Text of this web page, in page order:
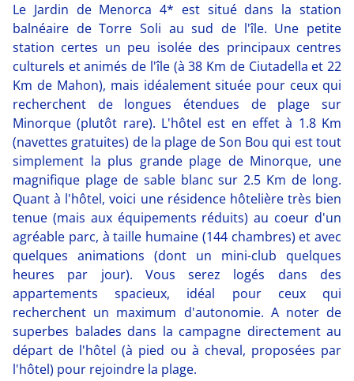
Le Jardin de Menorca 4* est situé dans la station
balnéaire de Torre Soli au sud de l'île. Une petite
station certes un peu isolée des principaux centres
culturels et animés de l'île (à 38 Km de Ciutadella et 22
Km de Mahon), mais idéalement située pour ceux qui
recherchent de longues étendues de plage sur
Minorque (plutôt rare). L'hôtel est en effet à 1.8 Km
(navettes gratuites) de la plage de Son Bou qui est tout
simplement la plus grande plage de Minorque, une
magnifique plage de sable blanc sur 2.5 Km de long.
Quant à l'hôtel, voici une résidence hôtelière très bien
tenue (mais aux équipements réduits) au coeur d'un
agréable parc, à taille humaine (144 chambres) et avec
quelques animations (dont un mini-club quelques
heures par jour). Vous serez logés dans des
appartements spacieux, idéal pour ceux qui
recherchent un maximum d'autonomie. A noter de
superbes balades dans la campagne directement au
départ de l'hôtel (à pied ou à cheval, proposées par
l'hôtel) pour rejoindre la plage.